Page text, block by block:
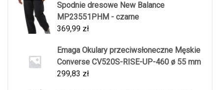
Spodnie dresowe New Balance
MP23551PHM - czarne
369,99 zł
Emaga Okulary przeciwsłoneczne Męskie
Converse CV520S-RISE-UP-460 ø 55 mm
299,83 zł